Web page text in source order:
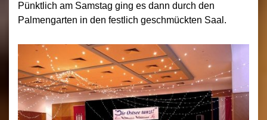
Pünktlich am Samstag ging es dann durch den
Palmengarten in den festlich geschmückten Saal.